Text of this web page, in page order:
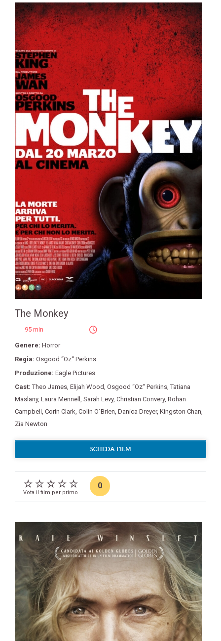
The Monkey
95 min
Genere: Horror
Regia: Osgood “Oz“ Perkins
Produzione: Eagle Pictures
Cast:Theo James, Elijah Wood, Osgood “Oz“ Perkins,Tatiana
Maslany, Laura Mennell , Sarah Levy, Christian Convery, Rohan
Campbell , Corin Clark, Colin O´Brien, Danica Dreyer, Kingston Chan,
Zia Newton
SCHEDA FILM
Vota il film per primo
0